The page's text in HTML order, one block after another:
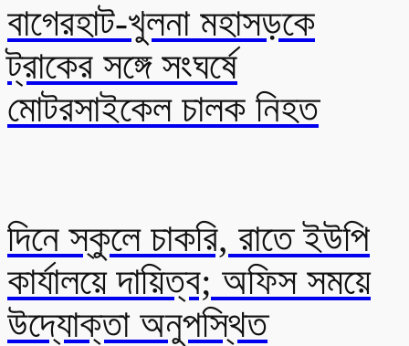
বাগেরহাট-খুলনা মহাসড়কে
ট্রাকের সঙ্গে সংঘর্ষে
মোটরসাইকেল চালক নিহত
দিনে স্কুলে চাকরি, রাতে ইউপি
কার্যালয়ে দায়িত্ব; অফিস সময়ে
উদ্যোক্তা অনুপস্থিত